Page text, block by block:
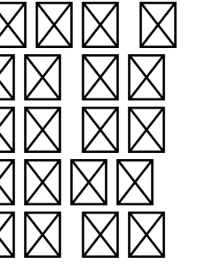
부가 핵
을 통하
로 전환
한다.
소 물질